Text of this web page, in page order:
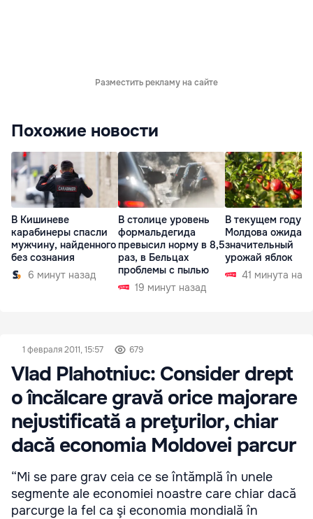
Разместить рекламу на сайте
Похожие новости
В Кишиневе
карабинеры спасли
мужчину, найденного
без сознания
6 минут назад
В столице уровень
формальдегида
превысил норму в 8,5
раз, в Бельцах
проблемы с пылью
19 минут назад
В текущем году
Молдова ожидает
значительный
урожай яблок
41 минута
1 февраля 2011, 15:57 679
Vlad Plahotniuc: Consider drept
o încălcare gravă orice majorare
nejustificată a preţurilor, chiar
dacă economia Moldovei parcur
“Mi se pare grav ceia ce se întămplă în unele
segmente ale economiei noastre care chiar dacă
parcurge la fel ca şi economia mondială în